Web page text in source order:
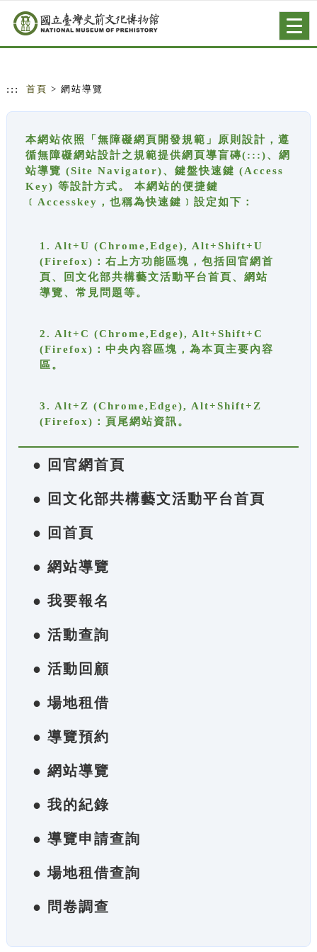
跳到主要內容
網站導覽
::: 首頁 > 網站導覽
本網站依照「無障礙網頁開發規範」原則設計，遵
循無障礙網站設計之規範提供網頁導盲磚(:::)、網
站導覽 (Site Navigator)、鍵盤快速鍵 (Access
Key) 等設計方式。 本網站的便捷鍵
﹝Accesskey，也稱為快速鍵﹞設定如下：
1. Alt+U (Chrome,Edge), Alt+Shift+U
(Firefox)：右上方功能區塊，包括回官網首
頁、回文化部共構藝文活動平台首頁、網站
導覽、常見問題等。
2. Alt+C (Chrome,Edge), Alt+Shift+C
(Firefox)：中央內容區塊，為本頁主要內容
區。
3. Alt+Z (Chrome,Edge), Alt+Shift+Z
(Firefox)：頁尾網站資訊。
● 回官網首頁
● 回文化部共構藝文活動平台首頁
● 回首頁
● 網站導覽
● 我要報名
● 活動查詢
● 活動回顧
● 場地租借
● 導覽預約
● 網站導覽
● 我的紀錄
● 導覽申請查詢
● 場地租借查詢
● 問卷調查